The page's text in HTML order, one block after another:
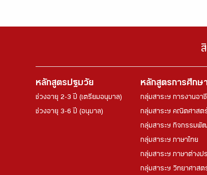
หลักสูตรปฐมวัย
ช่วงอายุ 2-3 ปี (เตรียมอนุบาล)
ช่วงอายุ 3-6 ปี (อนุบาล)
หลักสูตรการศึกษ
กลุ่มสาระฯ การงานอา
กลุ่มสาระฯ คณิตศาสต
กลุ่มสาระฯ กิจกรรมพั
กลุ่มสาระฯ ภาษาไทย
กลุ่มสาระฯ ภาษาต่างปร
กลุ่มสาระฯ วิทยาศาสตร์